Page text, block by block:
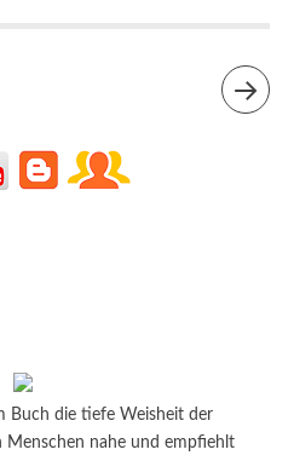
Buch die tiefe Weisheit der
Menschen nahe und empfiehlt